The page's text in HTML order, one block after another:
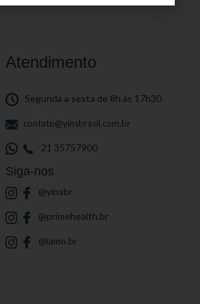
Atendimento
Segunda a sexta de 8h às 17h30
contato@yinsbrasil.com.br
21 35757900
Siga-nos
@yinsbr
@primehealth.br
@iamo.br